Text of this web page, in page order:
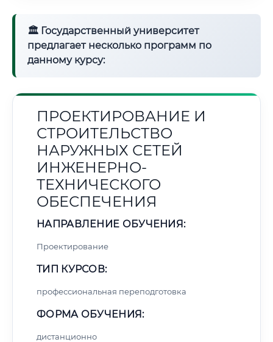
🏛 Государственный университет
предлагает несколько программ по
данному курсу:
ПРОЕКТИРОВАНИЕ И
СТРОИТЕЛЬСТВО
НАРУЖНЫХ СЕТЕЙ
ИНЖЕНЕРНО-
ТЕХНИЧЕСКОГО
ОБЕСПЕЧЕНИЯ
НАПРАВЛЕНИЕ ОБУЧЕНИЯ:
Проектирование
ТИП КУРСОВ:
профессиональная переподготовка
ФОРМА ОБУЧЕНИЯ:
дистанционно